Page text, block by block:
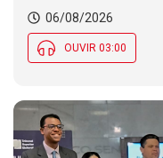
06/08/2026
OUVIR 03:00